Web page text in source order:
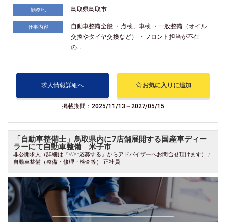
勤務地 鳥取県鳥取市
仕事内容
自動車整備全般 ・点検、車検 ・一般整備（オイル
交換やタイヤ交換など） ・フロント担当が不在
の...
求人情報詳細へ お気に入りに追加
掲載期間：2025/11/13～2027/05/15
「自動車整備士」鳥取県内に7店舗展開する国産車ディー
ラーにて自動車整備 米子市
非公開求人（詳細は『Web応募する』からアドバイザーへお問合せ頂けます） /
自動車整備（整備・修理・検査等） 正社員